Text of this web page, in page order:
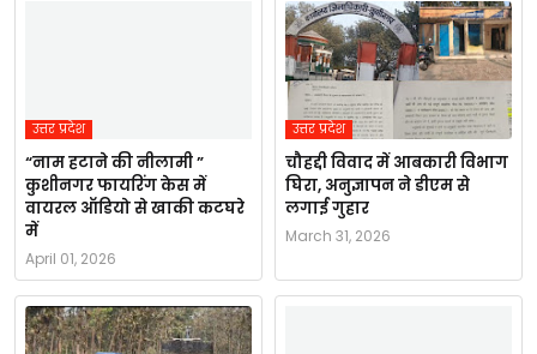
उत्तर प्रदेश
“नाम हटाने की नीलामी ”
कुशीनगर फायरिंग केस में
वायरल ऑडियो से खाकी कटघरे
में
April 01, 2026
उत्तर प्रदेश
चौहद्दी विवाद में आबकारी विभाग
घिरा, अनुज्ञापन ने डीएम से
लगाई गुहार
March 31, 2026